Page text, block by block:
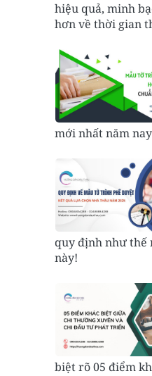
hiệu quả, minh
hơn về thời gian
mới nhất năm
quy định như thế
này!
biệt rõ 05 điểm